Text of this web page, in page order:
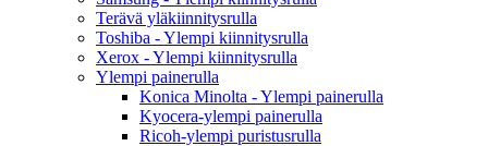
Terävä yläkiinnitysrulla
Toshiba - Ylempi kiinnitysrulla
Xerox - Ylempi kiinnitysrulla
Ylempi painerulla
Konica Minolta - Ylempi painerulla
Kyocera-ylempi painerulla
Ricoh-ylempi puristusrulla